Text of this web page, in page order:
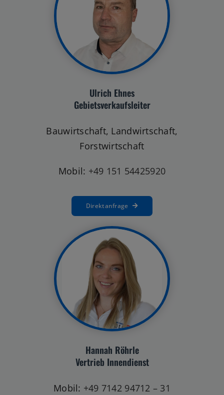
Ulrich Ehnes
Gebietsverkaufsleiter
Bauwirtschaft, Landwirtschaft,
Forstwirtschaft
Mobil: +49 151 54425920
Direktanfrage
Hannah Röhrle
Vertrieb Innendienst
Mobil: +49 7142 94712 – 31